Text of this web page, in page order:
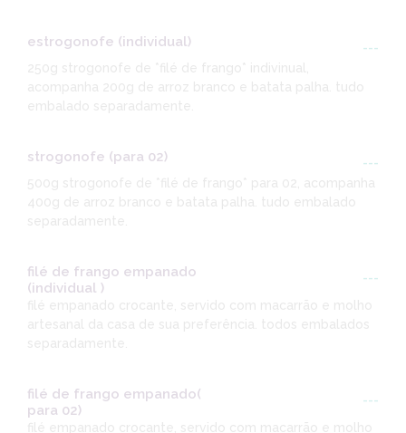
estrogonofe (individual)
---
250g strogonofe de *filé de frango* indivinual,
acompanha 200g de arroz branco e batata palha. tudo
strogonofe (para 02)
---
500g strogonofe de *filé de frango* para 02, acompanha
400g de arroz branco e batata palha. tudo embalado
filé de frango empanado
(individual )
---
filé empanado crocante, servido com macarrão e molho
artesanal da casa de sua preferência. todos embalados
filé de frango empanado(
para 02)
---
filé empanado crocante, servido com macarrão e molho